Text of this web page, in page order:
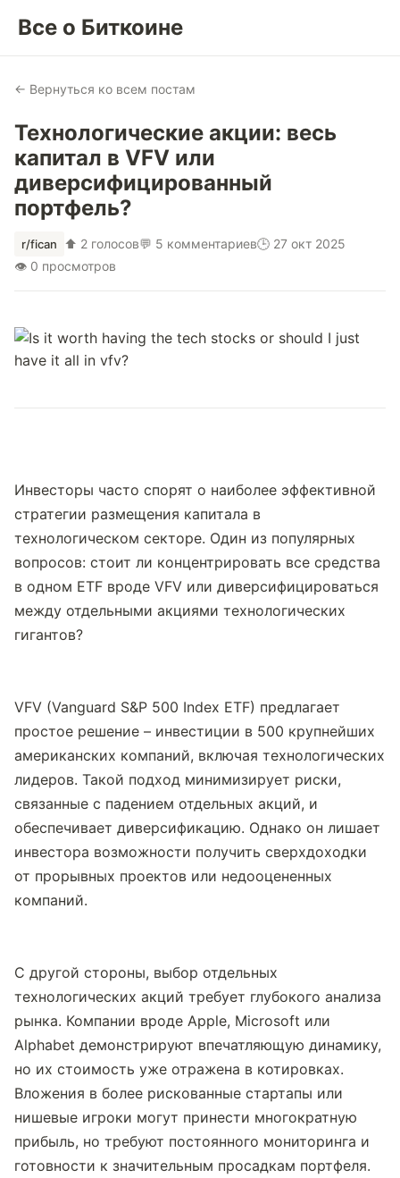
Все о Биткоине
← Вернуться ко всем постам
Технологические акции: весь
капитал в VFV или
диверсифицированный
портфель?
r/fican ⬆ 2 голосов💬 5 комментариев🕒 27 окт 2025
👁 0 просмотров
Инвесторы часто спорят о наиболее эффективной
стратегии размещения капитала в
технологическом секторе. Один из популярных
вопросов: стоит ли концентрировать все средства
в одном ETF вроде VFV или диверсифицироваться
между отдельными акциями технологических
гигантов?
VFV (Vanguard S&P 500 Index ETF) предлагает
простое решение – инвестиции в 500 крупнейших
американских компаний, включая технологических
лидеров. Такой подход минимизирует риски,
связанные с падением отдельных акций, и
обеспечивает диверсификацию. Однако он лишает
инвестора возможности получить сверхдоходки
от прорывных проектов или недооцененных
компаний.
С другой стороны, выбор отдельных
технологических акций требует глубокого анализа
рынка. Компании вроде Apple, Microsoft или
Alphabet демонстрируют впечатляющую динамику,
но их стоимость уже отражена в котировках.
Вложения в более рискованные стартапы или
нишевые игроки могут принести многократную
прибыль, но требуют постоянного мониторинга и
готовности к значительным просадкам портфеля.